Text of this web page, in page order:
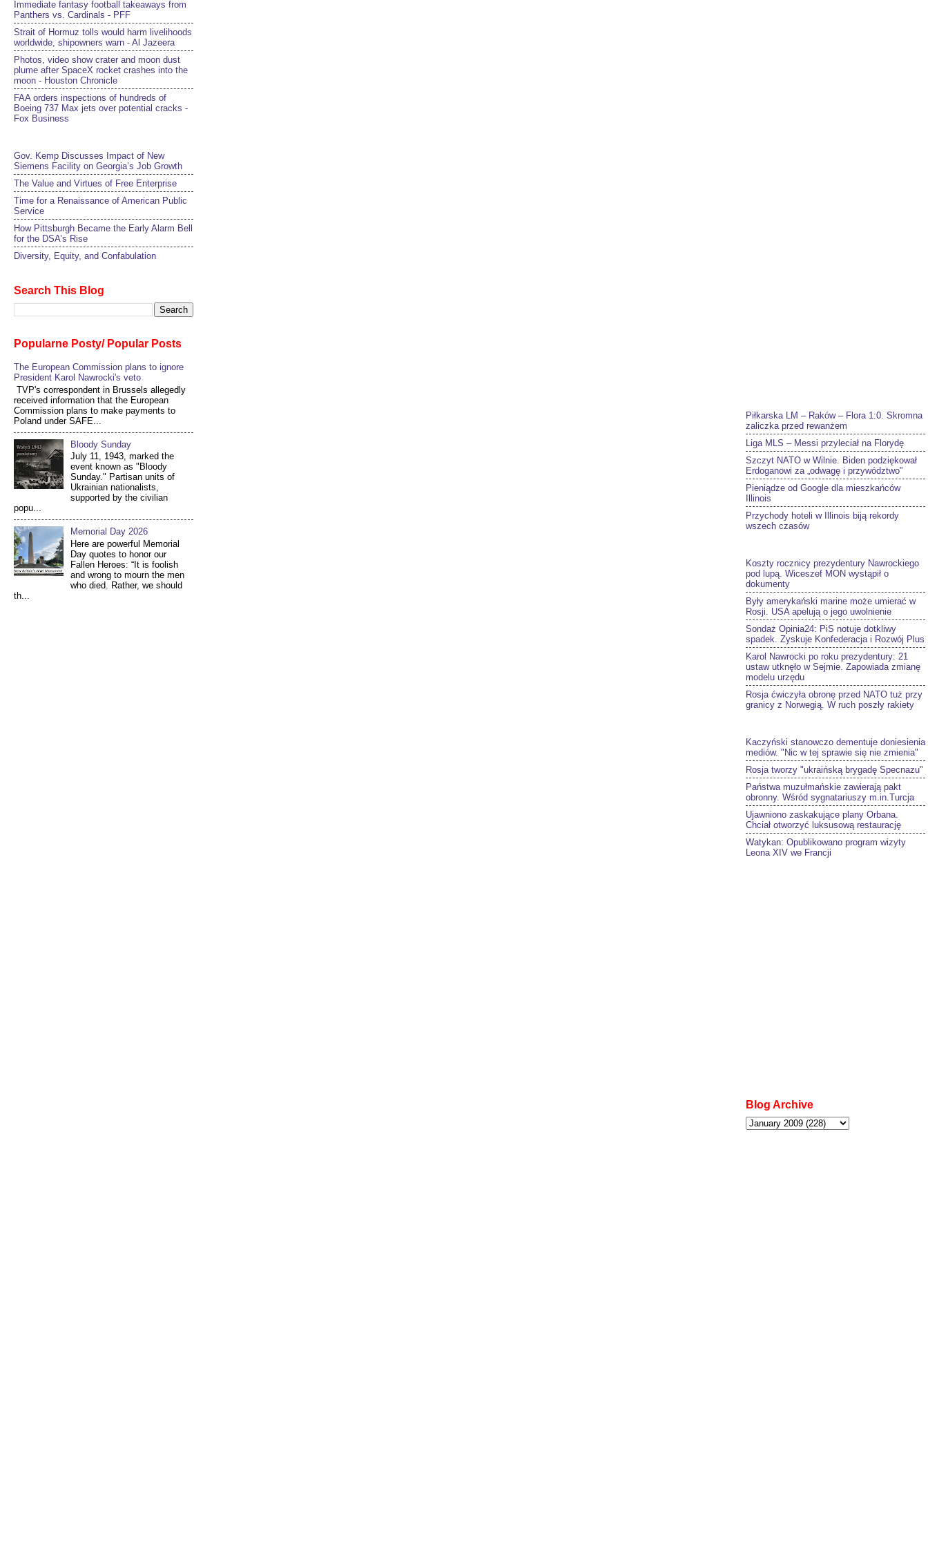
Immediate fantasy football takeaways from
Panthers vs. Cardinals - PFF
Strait of Hormuz tolls would harm livelihoods
worldwide, shipowners warn - Al Jazeera
Photos, video show crater and moon dust
plume after SpaceX rocket crashes into the
moon - Houston Chronicle
FAA orders inspections of hundreds of
Boeing 737 Max jets over potential cracks -
Fox Business
Gov. Kemp Discusses Impact of New
Siemens Facility on Georgia’s Job Growth
The Value and Virtues of Free Enterprise
Time for a Renaissance of American Public
Service
How Pittsburgh Became the Early Alarm Bell
for the DSA’s Rise
Diversity, Equity, and Confabulation
Search This Blog
Popularne Posty/ Popular Posts
The European Commission plans to ignore
President Karol Nawrocki's veto
TVP's correspondent in Brussels allegedly
received information that the European
Commission plans to make payments to
Poland under SAFE...
Bloody Sunday
July 11, 1943, marked the
event known as "Bloody
Sunday." Partisan units of
Ukrainian nationalists,
supported by the civilian
popu...
Memorial Day 2026
Here are powerful Memorial
Day quotes to honor our
Fallen Heroes: “It is foolish
and wrong to mourn the men
who died. Rather, we should
th...
Piłkarska LM – Raków – Flora 1:0. Skromna
zaliczka przed rewanżem
Liga MLS – Messi przyleciał na Florydę
Szczyt NATO w Wilnie. Biden podziękował
Erdoganowi za „odwagę i przywództwo”
Pieniądze od Google dla mieszkańców
Illinois
Przychody hoteli w Illinois biją rekordy
wszech czasów
Koszty rocznicy prezydentury Nawrockiego
pod lupą. Wiceszef MON wystąpił o
dokumenty
Były amerykański marine może umierać w
Rosji. USA apelują o jego uwolnienie
Sondaż Opinia24: PiS notuje dotkliwy
spadek. Zyskuje Konfederacja i Rozwój Plus
Karol Nawrocki po roku prezydentury: 21
ustaw utknęło w Sejmie. Zapowiada zmianę
modelu urzędu
Rosja ćwiczyła obronę przed NATO tuż przy
granicy z Norwegią. W ruch poszły rakiety
Kaczyński stanowczo dementuje doniesienia
mediów. "Nic w tej sprawie się nie zmienia"
Rosja tworzy "ukraińską brygadę Specnazu"
Państwa muzułmańskie zawierają pakt
obronny. Wśród sygnatariuszy m.in.Turcja
Ujawniono zaskakujące plany Orbana.
Chciał otworzyć luksusową restaurację
Watykan: Opublikowano program wizyty
Leona XIV we Francji
Blog Archive